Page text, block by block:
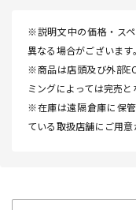
※説明文中の価格・ス
異なる場合がございます。
※商品は店頭及び外部
ミングによっては完売と
※在庫は遠隔倉庫に保
ている取扱店舗にご用意